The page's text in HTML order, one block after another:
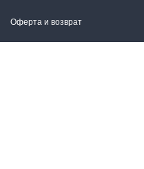
Оферта и возврат